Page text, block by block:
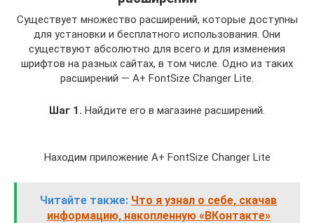
Существует множество расширений, которые доступны
для установки и бесплатного использования. Они
существуют абсолютно для всего и для изменения
шрифтов на разных сайтах, в том числе. Одно из таких
расширений — A+ FontSize Changer Lite.
Шаг 1. Найдите его в магазине расширений.
Находим приложение A+ FontSize Changer Lite
Читайте также: Что я узнал о себе, скачав
информацию, накопленную «ВКонтакте»